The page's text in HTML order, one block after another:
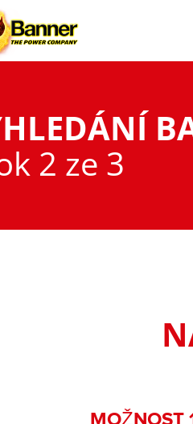
2 ze 3